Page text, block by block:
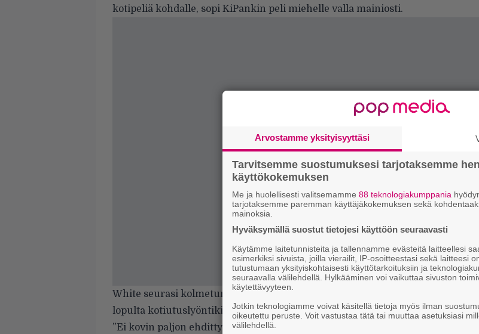
kotipeliä kohdalle, sopi KiPankin peli miehelle valla mainiosti.
White seurasi kolmetuntisen pelin paikan päällä kokonaan. KiPa voitti ottelun
lopulta kotiutuslyöntikisan päätteeksi jaksoin 2–1 (5–2, 3–6, 0–0, 6–5).
”Ei kovin paljon ehditty hänen kanssaan siinä jutella, mutta totta kai hyvin
Arvostamme yksityisyyttäsi
Tarvitsemme suostumuksesi tarjotaksemme
käyttökokemuksen
Me ja huolellisesti valitsemamme 88 teknologiakumppania
tarjotaksemme paremman käyttäjäkokemuksen sekä
mainoksia.
Hyväksymällä suostut tietojesi käyttöön seuraavasti
Käytämme laitetunnisteita ja tallennamme evästeitä laitteellesi
esimerkiksi sivuista, joilla vierailit, IP-osoitteestasi sekä laitteesi
tutustumaan yksityiskohtaisesti käyttötarkoituksiin ja
seuraavalla välilehdellä. Hylkääminen voi vaikuttaa sivuston
käytettävyyteen.
Jotkin teknologiamme voivat käsitellä tietoja myös ilman
oikeutettu peruste. Voit vastustaa tätä tai muuttaa asetuksiasi
välilehdellä.